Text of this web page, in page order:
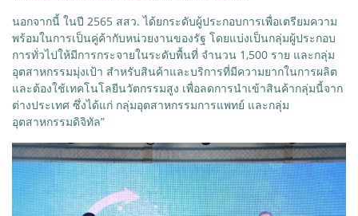
นอกจากนี้ ในปี 2565 สสว. ได้ยกระดับผู้ประกอบการเพื่อเตรียมความ
พร้อมในการเป็นคู่ค้ากับหน่วยงานของรัฐ โดยแบ่งเป็นกลุ่มผู้ประกอบ
การทั่วไปให้มีการกระจายในระดับพื้นที่ จำนวน 1,500 ราย และกลุ่ม
อุตสาหกรรมมุ่งเป้า สำหรับสินค้าและบริการที่มีความยากในการผลิต
และต้องใช้เทคโนโลยีนวัตกรรมสูง เพื่อลดการนำเข้าสินค้ากลุ่มนี้จาก
ต่างประเทศ ซึ่งได้แก่ กลุ่มอุตสาหกรรมการแพทย์ และกลุ่ม
อุตสาหกรรมดิจิทัล”